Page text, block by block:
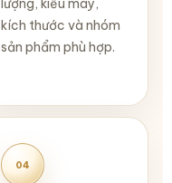
lượng, kiểu may,
kích thước và nhóm
sản phẩm phù hợp.
04